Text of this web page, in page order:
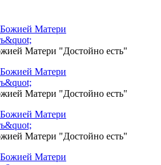
Матери "Достойно есть"
Матери "Достойно есть"
Матери "Достойно есть"